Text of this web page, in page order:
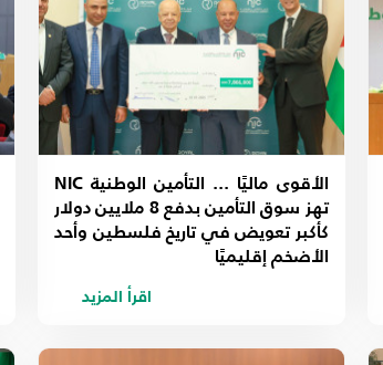
2014
2013
الأقوى ماليًا ... التأمين الوطنية NIC
تهز سوق التأمين بدفع 8 ملايين دولار
كأكبر تعويض في تاريخ فلسطين وأحد
الأضخم إقليميًا
اقرأ المزيد